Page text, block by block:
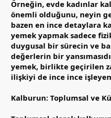
Örneğin, evde kadınlar
önemli olduğunu, neyin
bazen en ince detaylara
yemek yapmak sadece
duygusal bir sürecin ve
değerlerin bir
yemek, birlikte geçirilen
ilişkiyi de ince ince
Kalburun: Toplumsal ve